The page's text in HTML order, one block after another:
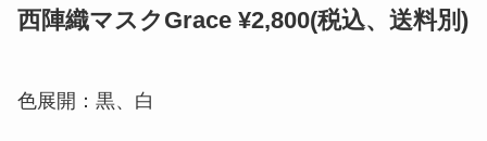
西陣織マスクGrace ¥2,800(税込、送料別)
色展開：黒、白